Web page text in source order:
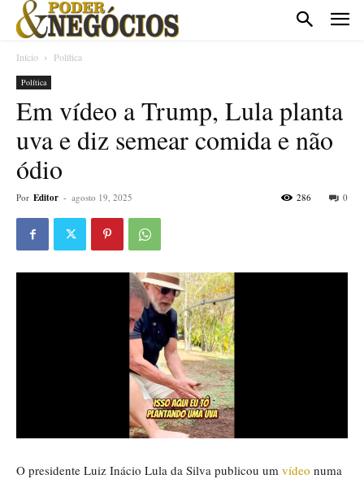
Início Política
Política
Em vídeo a Trump, Lula planta
uva e diz semear comida e não
ódio
Por Editor - agosto 19, 2025 0
286
O presidente Luiz Inácio Lula da Silva publicou um vídeo numa